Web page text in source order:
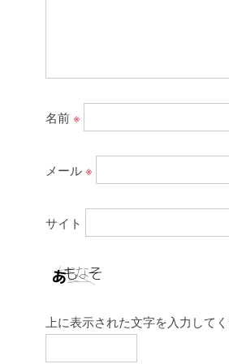
名前※
メール※
サイト
上に表示された文字を入力してく